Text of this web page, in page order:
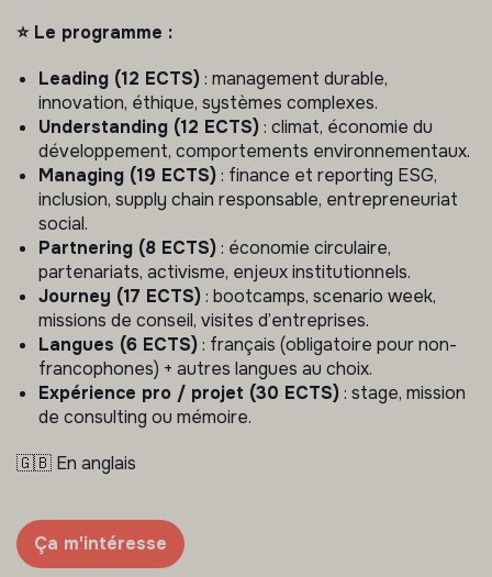
⭐️ Le programme :
Leading (12 ECTS): management durable,
innovation, éthique, systèmes complexes.
Understanding (12 ECTS): climat, économie du
développement, comportements environnementaux.
Managing (19 ECTS): finance et reporting ESG,
inclusion, supply chain responsable, entrepreneuriat
social.
Partnering (8 ECTS): économie circulaire,
partenariats, activisme, enjeux institutionnels.
Journey (17 ECTS): bootcamps, scenario week,
missions de conseil, visites d’entreprises.
Langues (6 ECTS): français (obligatoire pour non-
francophones) + autres langues au choix.
Expérience pro / projet (30 ECTS): stage, mission
de consulting ou mémoire.
🇬🇧 En anglais
Ça m'intéresse